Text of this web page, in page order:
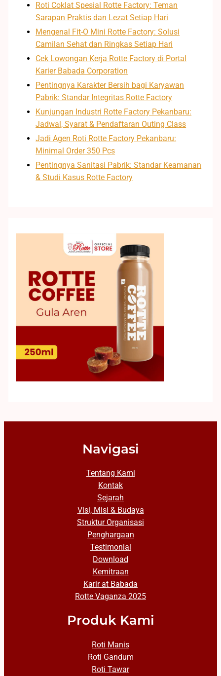
Roti Coklat Spesial Rotte Factory: Teman
Sarapan Praktis dan Lezat Setiap Hari
Mengenal Fit-O Mini Rotte Factory: Solusi
Camilan Sehat dan Ringkas Setiap Hari
Cek Lowongan Kerja Rotte Factory di Portal
Karier Babada Corporation
Pentingnya Karakter Bersih bagi Karyawan
Pabrik: Standar Integritas Rotte Factory
Kunjungan Industri Rotte Factory Pekanbaru:
Jadwal, Syarat & Pendaftaran Outing Class
Jadi Agen Roti Rotte Factory Pekanbaru:
Minimal Order 350 Pcs
Pentingnya Sanitasi Pabrik: Standar Keamanan
& Studi Kasus Rotte Factory
Navigasi
Tentang Kami
Kontak
Sejarah
Visi, Misi & Budaya
Struktur Organisasi
Penghargaan
Testimonial
Download
Kemitraan
Karir at Babada
Rotte Vaganza 2025
Produk Kami
Roti Manis
Roti Gandum
Roti Tawar